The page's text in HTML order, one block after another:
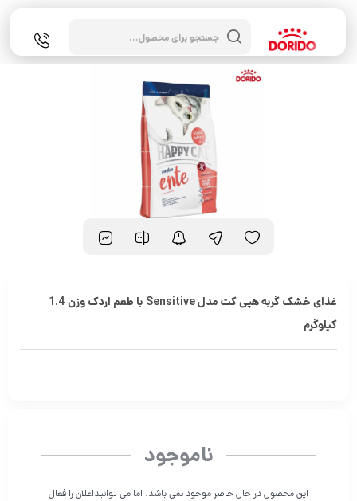
محصولات
غذای خشک گربه هپی کت مدل Sensitive با طعم اردک وزن 1.4
کیلوگرم
ناموجود
این محصول در حال حاضر موجود نمی باشد، اما می توانیداعلان را فعال